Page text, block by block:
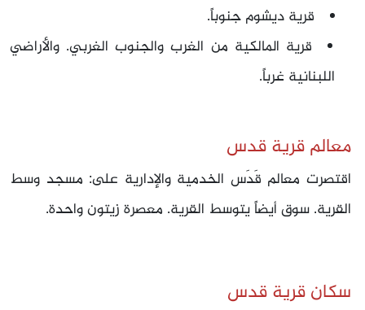
قرية ديشوم جنوباً.
قرية المالكية من الغرب والجنوب الغربي. والأراضي
اللبنانية غرباً.
معالم قرية قدس
اقتصرت معالم قَدَس الخدمية والإدارية على: مسجد وسط
القرية. سوق أيضاً يتوسط القرية. معصرة زيتون واحدة.
سكان قرية قدس